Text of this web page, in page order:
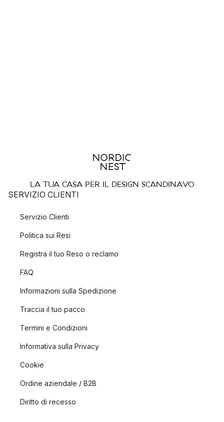
LA TUA CASA PER IL DESIGN SCANDINAVO
SERVIZIO CLIENTI
Servizio Clienti
Politica sui Resi
Registra il tuo Reso o reclamo
FAQ
Informazioni sulla Spedizione
Traccia il tuo pacco
Termini e Condizioni
Informativa sulla Privacy
Cookie
Ordine aziendale / B2B
Diritto di recesso